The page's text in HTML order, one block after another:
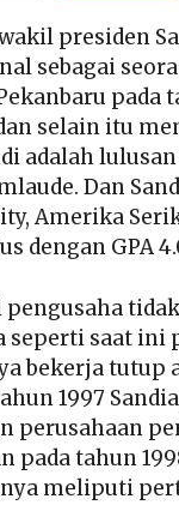
presiden
sebagai
selain itu
adalah
Dan
Amerika
dengan GPA
seperti saat ini
bekerja
1997
perusahaan
pada tahun
meliputi